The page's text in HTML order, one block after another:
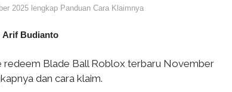
2025 lengkap Panduan Cara Klaimnya
Arif Budianto
redeem Blade Ball Roblox terbaru November
dan cara klaim.